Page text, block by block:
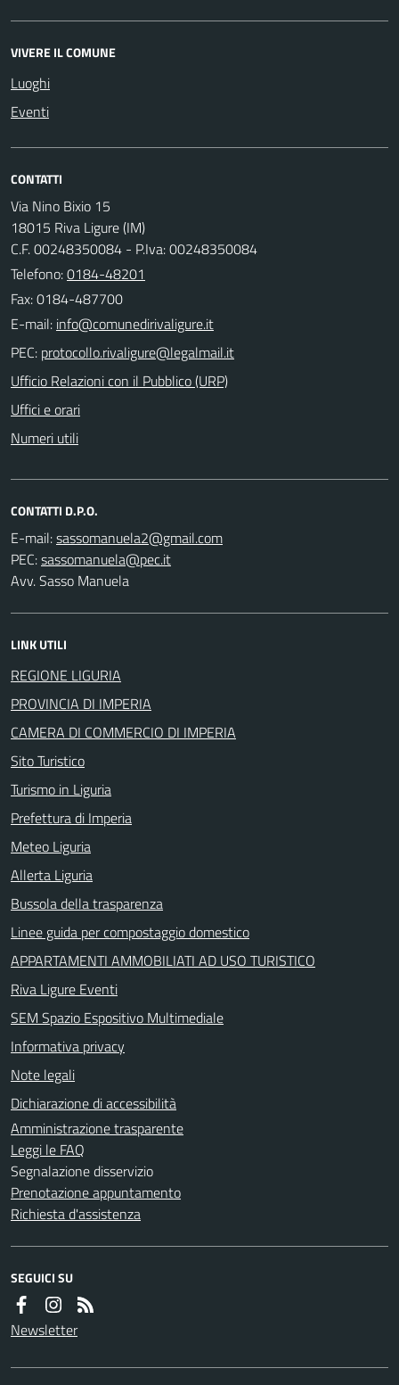
VIVERE IL COMUNE
Luoghi
Eventi
CONTATTI
Via Nino Bixio 15
18015 Riva Ligure (IM)
C.F. 00248350084 - P.Iva: 00248350084
Telefono:0184-48201
Fax: 0184-487700
E-mail:
PEC:
Ufficio Relazioni con il Pubblico (URP)
Uffici e orari
Numeri utili
CONTATTI D.P.O.
E-mail:
PEC:
Avv. Sasso Manuela
LINK UTILI
REGIONE LIGURIA
PROVINCIA DI IMPERIA
CAMERA DI COMMERCIO DI IMPERIA
Sito Turistico
Turismo in Liguria
Prefettura di Imperia
Meteo Liguria
Allerta Liguria
Bussola della trasparenza
Linee guida per compostaggio domestico
APPARTAMENTI AMMOBILIATI AD USO TURISTICO
Riva Ligure Eventi
SEM Spazio Espositivo Multimediale
Informativa privacy
Note legali
Dichiarazione di accessibilità
Amministrazione trasparente
Leggi le FAQ
Segnalazione disservizio
Prenotazione appuntamento
Richiesta d'assistenza
SEGUICI SU
Newsletter